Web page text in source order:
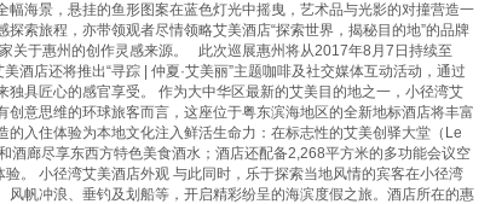
幅海景，悬挂的鱼形图案在蓝色灯光中摇曳，艺术品与光影的对撞营造一
探索旅程，亦带领观者尽情领略艾美酒店“探索世界，揭秘目的地”的品牌
关于惠州的创作灵感来源。 此次巡展惠州将从2017年8月7日持续至
酒店还将推出“寻踪 | 仲夏·艾美丽”主题咖啡及社交媒体互动活动，通过
具匠心的感官享受。 作为大中华区最新的艾美目的地之一，小径湾艾
意思维的环球旅客而言，这座位于粤东滨海地区的全新地标酒店将丰富
的入住体验为本地文化注入鲜活生命力：在标志性的艾美创驿大堂（Le
酒廊尽享东西方特色美食酒水；酒店还配备2,268平方米的多功能会议空
。 小径湾艾美酒店外观 与此同时，乐于探索当地风情的宾客在小径湾
帆冲浪、垂钓及划船等，开启精彩纷呈的海滨度假之旅。酒店所在的惠